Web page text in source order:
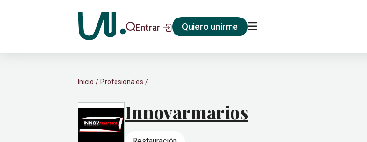
Entrar Quiero unirme
Inicio Profesionales
Innovarmarios